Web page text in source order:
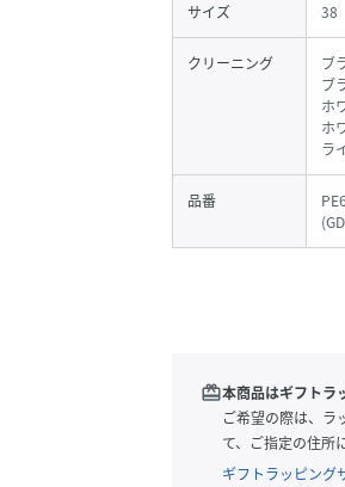
サイズ 38
クリーニング
ブ
ブ
ホ
ホ
ラ
品番
(
redeem本商品はギフトラ
ご希望の際は、ラ
て、ご指定の住所
ギフトラッピング